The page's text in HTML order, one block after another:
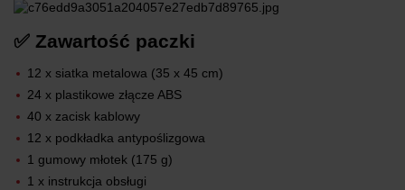
✅ Zawartość paczki
12 x siatka metalowa (35 x 45 cm)
24 x plastikowe złącze ABS
40 x zacisk kablowy
12 x podkładka antypoślizgowa
1 gumowy młotek (175 g)
1 x instrukcja obsługi